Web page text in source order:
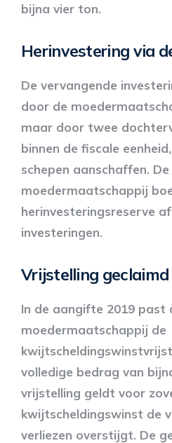
bijna vier ton.
Herinvestering via
De vervangende
door de
maar door twee
binnen de fiscale
schepen aanschaffen. De
moedermaatschappij
herinvesteringsreserve
investeringen.
Vrijstelling geclaimd
In de aangifte 2019 past
moedermaatschappij de
volledige bedrag van
vrijstelling geldt voor
kwijtscheldingswinst de
verliezen overstijgt. De